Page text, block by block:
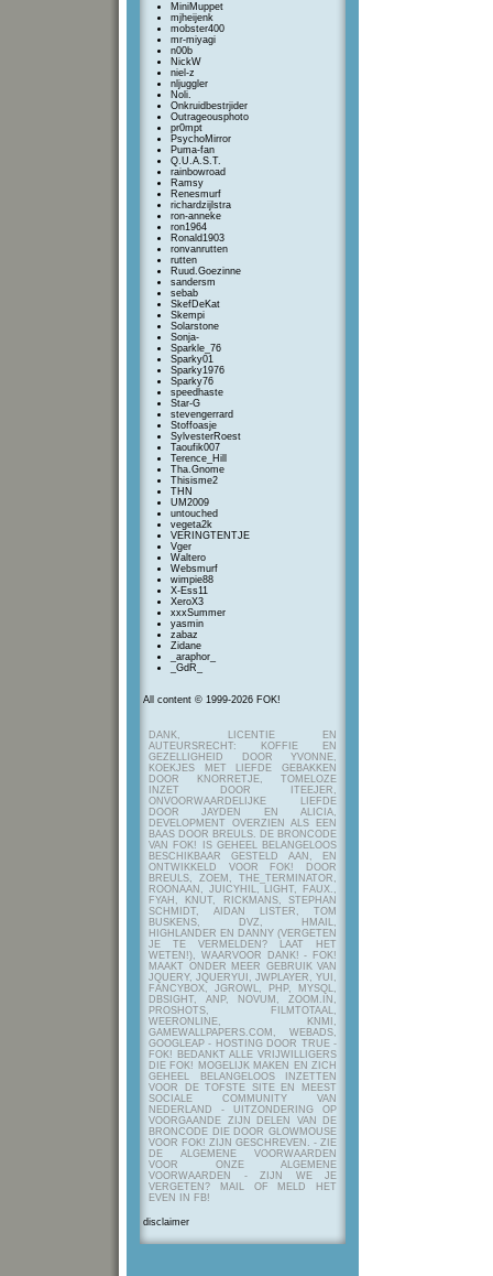
MiniMuppet
mjheijenk
mobster400
mr-miyagi
n00b
NickW
niel-z
nljuggler
Noli.
Onkruidbestrjider
Outrageousphoto
pr0mpt
PsychoMirror
Puma-fan
Q.U.A.S.T.
rainbowroad
Ramsy
Renesmurf
richardzijlstra
ron-anneke
ron1964
Ronald1903
ronvanrutten
rutten
Ruud.Goezinne
sandersm
sebab
SkefDeKat
Skempi
Solarstone
Sonja-
Sparkle_76
Sparky01
Sparky1976
Sparky76
speedhaste
Star-G
stevengerrard
Stoffoasje
SylvesterRoest
Taoufik007
Terence_Hill
Tha.Gnome
Thisisme2
THN
UM2009
untouched
vegeta2k
VERINGTENTJE
Vger
Waltero
Websmurf
wimpie88
X-Ess11
XeroX3
xxxSummer
yasmin
zabaz
Zidane
_araphor_
_GdR_
All content © 1999-2026 FOK!
DANK, LICENTIE EN
AUTEURSRECHT: KOFFIE EN
GEZELLIGHEID DOOR YVONNE,
KOEKJES MET LIEFDE GEBAKKEN
DOOR KNORRETJE, TOMELOZE
INZET DOOR ITEEJER,
ONVOORWAARDELIJKE LIEFDE
DOOR JAYDEN EN ALICIA,
DEVELOPMENT OVERZIEN ALS EEN
BAAS DOOR BREULS. DE BRONCODE
VAN FOK! IS GEHEEL BELANGELOOS
BESCHIKBAAR GESTELD AAN, EN
ONTWIKKELD VOOR FOK! DOOR
BREULS, ZOEM, THE_TERMINATOR,
ROONAAN, JUICYHIL, LIGHT, FAUX.,
FYAH, KNUT, RICKMANS, STEPHAN
SCHMIDT, AIDAN LISTER, TOM
BUSKENS, DVZ, HMAIL,
HIGHLANDER EN DANNY (VERGETEN
JE TE VERMELDEN? LAAT HET
WETEN!), WAARVOOR DANK! - FOK!
MAAKT ONDER MEER GEBRUIK VAN
JQUERY, JQUERYUI, JWPLAYER, YUI,
FANCYBOX, JGROWL, PHP, MYSQL,
DBSIGHT, ANP, NOVUM, ZOOM.IN,
PROSHOTS, FILMTOTAAL,
WEERONLINE, KNMI,
GAMEWALLPAPERS.COM, WEBADS,
GOOGLEAP - HOSTING DOOR TRUE -
FOK! BEDANKT ALLE VRIJWILLIGERS
DIE FOK! MOGELIJK MAKEN EN ZICH
GEHEEL BELANGELOOS INZETTEN
VOOR DE TOFSTE SITE EN MEEST
SOCIALE COMMUNITY VAN
NEDERLAND - UITZONDERING OP
VOORGAANDE ZIJN DELEN VAN DE
BRONCODE DIE DOOR GLOWMOUSE
VOOR FOK! ZIJN GESCHREVEN. - ZIE
DE ALGEMENE VOORWAARDEN
VOOR ONZE ALGEMENE
VOORWAARDEN - ZIJN WE JE
VERGETEN? MAIL OF MELD HET
EVEN IN FB!
disclaimer